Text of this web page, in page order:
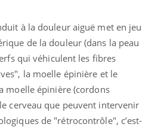
à la douleur aiguë met en jeu
de la douleur (dans la peau
qui véhiculent les fibres
la moelle épinière et le
moelle épinière (cordons
cerveau que peuvent intervenir
de "rétrocontrôle", c’est-